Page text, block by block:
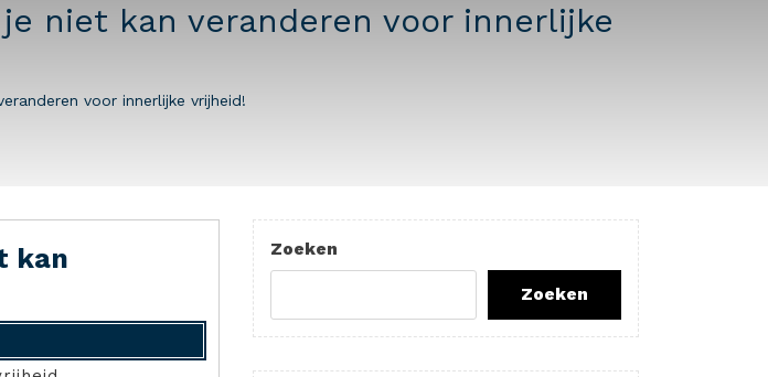
niet kan veranderen voor innerlijke
voor innerlijke vrijheid!
kan
Zoeken
Zoeken